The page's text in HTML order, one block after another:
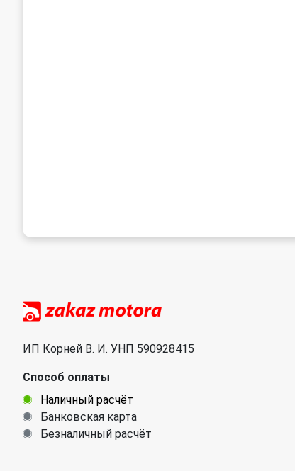
ИП Корней В. И. УНП 590928415
Способ оплаты
Наличный расчёт
Банковская карта
Безналичный расчёт